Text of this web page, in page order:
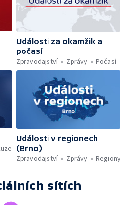
označování AI obsahu — Sportují
— Záchrana kulturních
— Brasil Fest v Brně
Události za okamžik a
počasí
Zpravodajství
Zprávy Počasí
Události v regionech
(Brno)
Zpravodajství
Zprávy
sítích